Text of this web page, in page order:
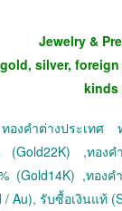
Jewelry &
silver,
kinds
องคำต่างประเท
(Gold22K) ,ทอ
(Gold14K) ,ทอง
/ Au), รับซื้อเงินแท้